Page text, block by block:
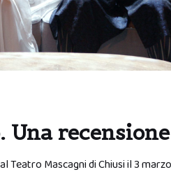
Teatro Mascagni di Chiusi il 3